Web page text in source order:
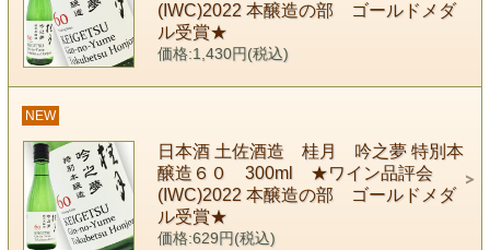
(IWC)2022 本醸造の部 ゴールドメダ
ル受賞★
価格:1,430円(税込)
NEW
日本酒 土佐酒造 桂月 吟之夢 特別本
醸造６０ 300ml ★ワイン品評会
(IWC)2022 本醸造の部 ゴールドメダ
ル受賞★
価格:629円(税込)